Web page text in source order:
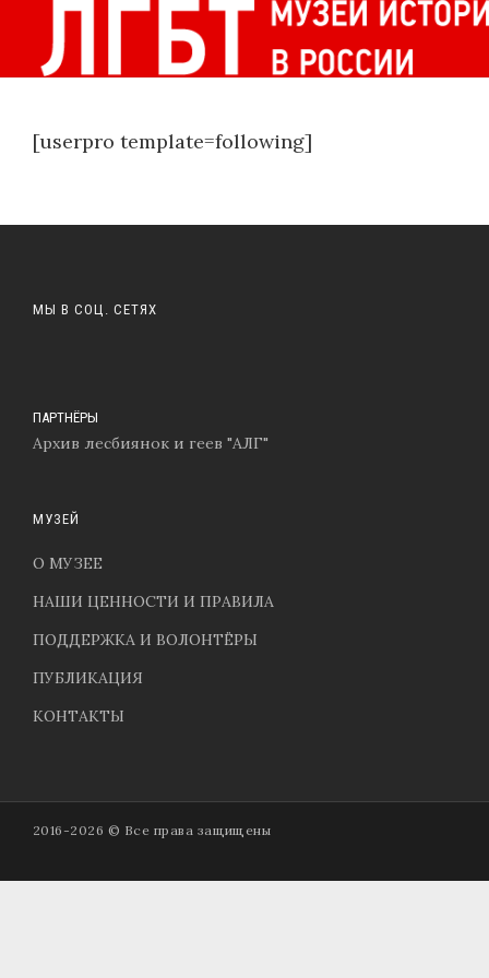
[userpro template=following]
МЫ В СОЦ. СЕТЯХ
ПАРТНЁРЫ
Архив лесбиянок и геев "АЛГ"
МУЗЕЙ
О МУЗЕЕ
НАШИ ЦЕННОСТИ И ПРАВИЛА
ПОДДЕРЖКА И ВОЛОНТЁРЫ
ПУБЛИКАЦИЯ
КОНТАКТЫ
2016-2026 © Все права защищены